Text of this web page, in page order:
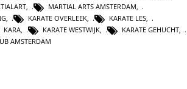
MARTIAL ARTS AMSTERDAM
, KARATE OVERLEEK, KARATE LES,
KARA, KARATE WESTWIJK, KARATE GEHUCHT,
AMSTERDAM